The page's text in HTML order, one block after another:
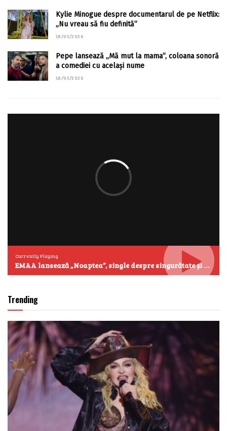
Kylie Minogue despre documentarul de pe Netflix:
„Nu vreau să fiu definită”
18/05/2026
Pepe lansează „Mă mut la mama”, coloana sonoră
a comediei cu același nume
18/05/2026
Currently Playing
EMAA lansează „Noaptea”, single despre singurătate și emoțiile care se aud cel mai clar după miezul nopții
Trending